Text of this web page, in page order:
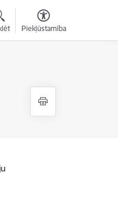
Piekļūstamība